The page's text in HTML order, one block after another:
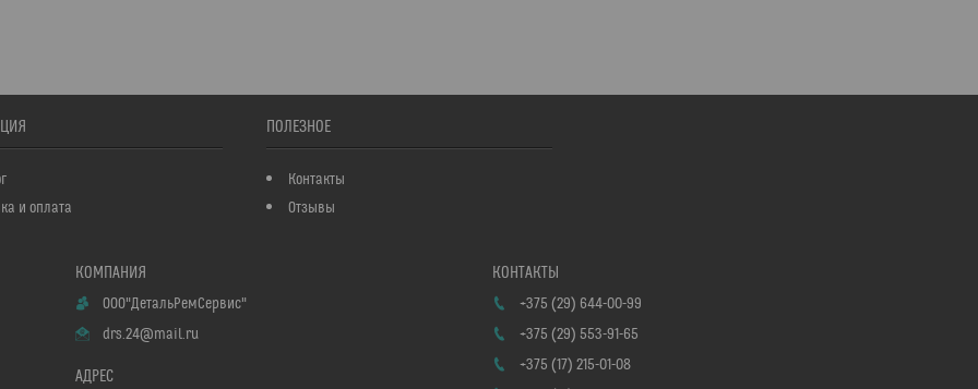
и оплата
ПОЛЕЗНОЕ
Контакты
Отзывы
ООО"ДетальРемСервис"
drs.24@mail.ru
+375 (29) 644-00-99
+375 (29) 553-91-65
+375 (17) 215-01-08